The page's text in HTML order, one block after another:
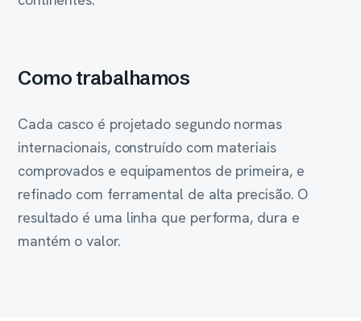
Como trabalhamos
Cada casco é projetado segundo normas
internacionais, construído com materiais
comprovados e equipamentos de primeira, e
refinado com ferramental de alta precisão. O
resultado é uma linha que performa, dura e
mantém o valor.